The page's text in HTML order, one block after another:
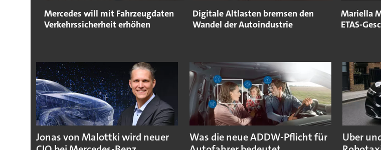
Mercedes will mit Fahrzeugdaten
Verkehrssicherheit erhöhen
Digitale Altlasten bremsen den
Wandel der Autoindustrie
Mariella
ETAS-
Jonas von Malottki wird neuer
Was die neue ADDW-Pflicht für
Uber